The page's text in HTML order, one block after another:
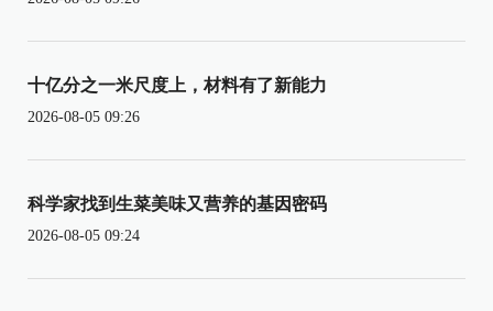
十亿分之一米尺度上，材料有了新能力
2026-08-05 09:26
科学家找到生菜美味又营养的基因密码
2026-08-05 09:24